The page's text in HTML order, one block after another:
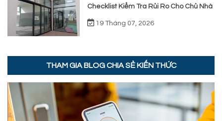
Checklist Kiểm Tra Rủi Ro Cho Chủ Nhà
19 Tháng 07, 2026
THAM GIA BLOG CHIA SẺ KIẾN THỨC